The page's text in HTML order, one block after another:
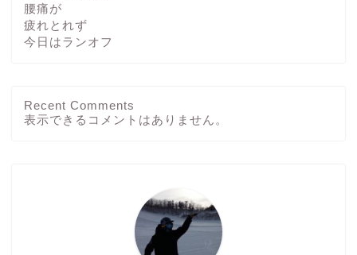
腰痛が
疲れとれず
今日はランオフ
Recent Comments
表示できるコメントはありません。